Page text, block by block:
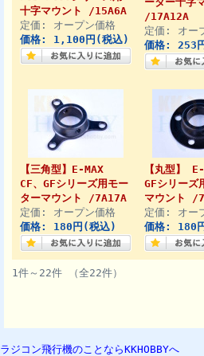
十字マウント /15A6A
定価: オープン価格
価格: 1,100円(税込)
/17A12A
定価: オー
価格: 253
【三角型】E-MAX
CF、GFシリーズ用モー
ターマウント /7A17A
定価: オープン価格
価格: 180円(税込)
【丸型】
GFシリーズ
マウント /
定価: オー
価格: 180
1件～22件 （全22件）
ラジコン飛行機のことならKKHOBBYへ